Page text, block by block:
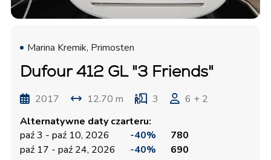
Marina Kremik, Primosten
Dufour 412 GL "3 Friends"
2017 12.70 m 3
6 + 2
Alternatywne daty czarteru:
paź 3 - paź 10, 2026
-40%
780
paź 17 - paź 24, 2026
-40% 690